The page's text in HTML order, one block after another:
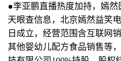
●李亚鹏直播热度加持，嫣
天眼查信息，北京嫣然益笑
日成立，经营范围含互联网
其他婴幼儿配方食品销售等